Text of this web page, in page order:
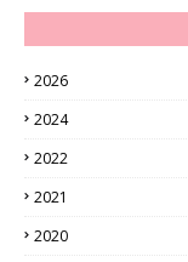
2026
2024
2022
2021
2020